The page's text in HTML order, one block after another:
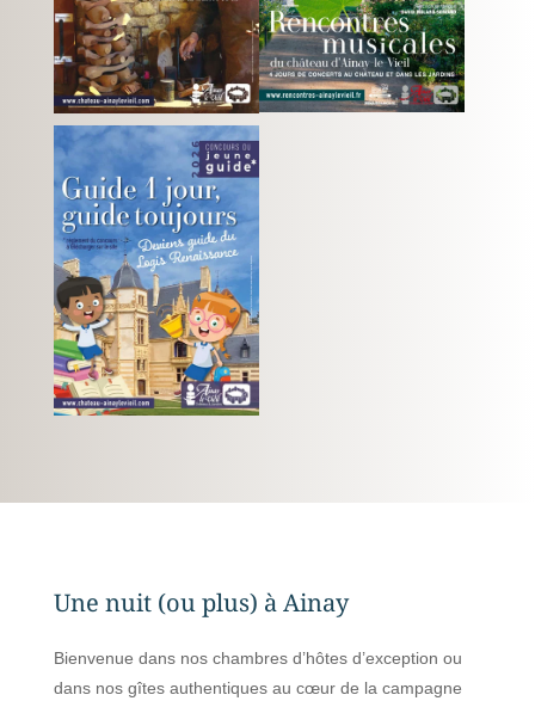
Une nuit (ou plus) à Ainay
Bienvenue dans nos chambres d’hôtes d’exception ou
dans nos gîtes authentiques au cœur de la campagne